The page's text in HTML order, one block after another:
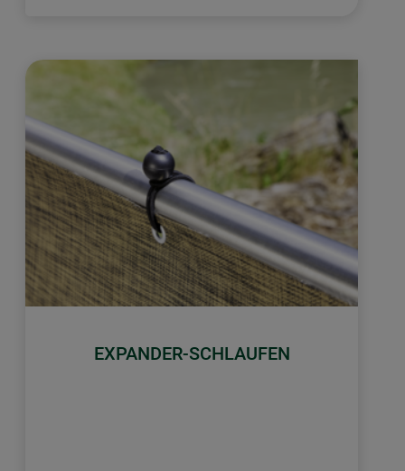
EXPANDER-SCHLAUFEN